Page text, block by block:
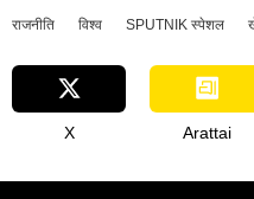
राजनीति विश्व SPUTNIK स्पेशल
X Arattai